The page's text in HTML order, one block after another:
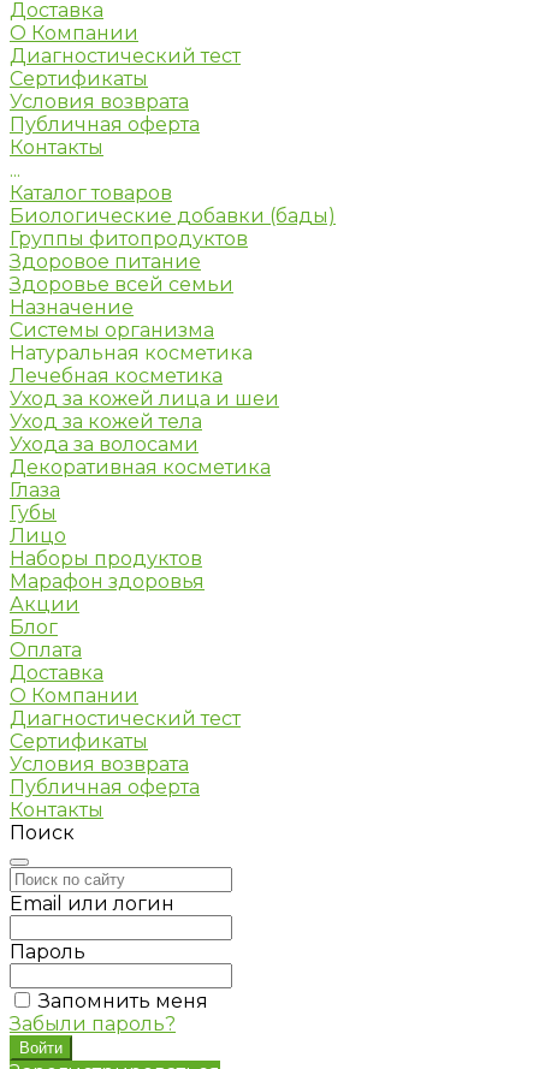
Доставка
О Компании
Диагностический тест
Сертификаты
Условия возврата
Публичная оферта
Контакты
...
Каталог товаров
Биологические добавки (бады)
Группы фитопродуктов
Здоровое питание
Здоровье всей семьи
Назначение
Системы организма
Натуральная косметика
Лечебная косметика
Уход за кожей лица и шеи
Уход за кожей тела
Ухода за волосами
Декоративная косметика
Глаза
Губы
Лицо
Наборы продуктов
Марафон здоровья
Акции
Блог
Оплата
Доставка
О Компании
Диагностический тест
Сертификаты
Условия возврата
Публичная оферта
Контакты
Поиск
Email или логин
Пароль
Запомнить меня
Забыли пароль?